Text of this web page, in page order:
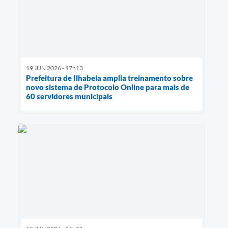
19 JUN 2026 - 17h13
Prefeitura de Ilhabela amplia treinamento sobre
novo sistema de Protocolo Online para mais de
60 servidores municipais